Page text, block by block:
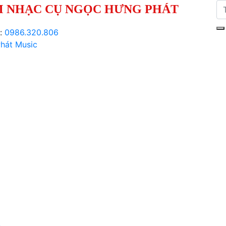
NHẠC CỤ NGỌC HƯNG PHÁT
0986.320.806
Music